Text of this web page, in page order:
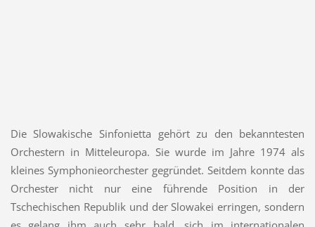
Die Slowakische Sinfonietta gehört zu den bekanntesten
Orchestern in Mitteleuropa. Sie wurde im Jahre 1974 als
kleines Symphonieorchester gegründet. Seitdem konnte das
Orchester nicht nur eine führende Position in der
Tschechischen Republik und der Slowakei erringen, sondern